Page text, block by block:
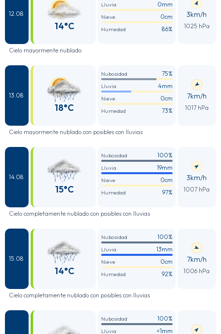
12.08
14°C
Lluvia 0mm
Nieve 0cm
Humedad 86%
3km/h
1025 hPa
Cielo mayormente nublado
13.08
18°C
Nubosidad 75%
Lluvia 4mm
Nieve 0cm
Humedad 73%
7km/h
1017 hPa
Cielo mayormente nublado con posibles con lluvias
14.08
15°C
Nubosidad 100%
Lluvia 19mm
Nieve 0cm
Humedad 97%
3km/h
1007 hPa
Cielo completamente nublado con posibles con lluvias
15.08
14°C
Nubosidad 100%
Lluvia 13mm
Nieve 0cm
Humedad 92%
7km/h
1006 hPa
Cielo completamente nublado con posibles con lluvias
Nubosidad 100%
Lluvia <1mm